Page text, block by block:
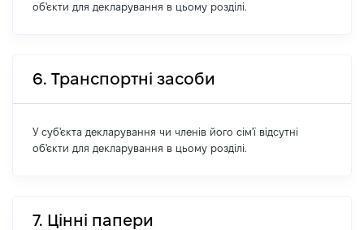
об'єкти для декларування в цьому розділі.
6. Транспортні засоби
У суб'єкта декларування чи членів його сім'ї відсутні
об'єкти для декларування в цьому розділі.
7. Цінні папери